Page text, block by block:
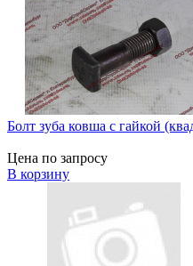
Болт зуба ковша с гайкой
Цена по запросу
В корзину